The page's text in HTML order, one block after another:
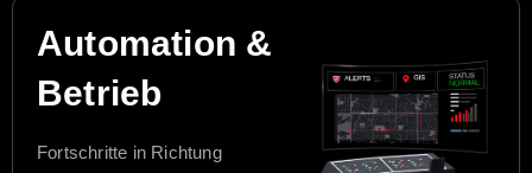
Automation &
Betrieb
Fortschritte in Richtung